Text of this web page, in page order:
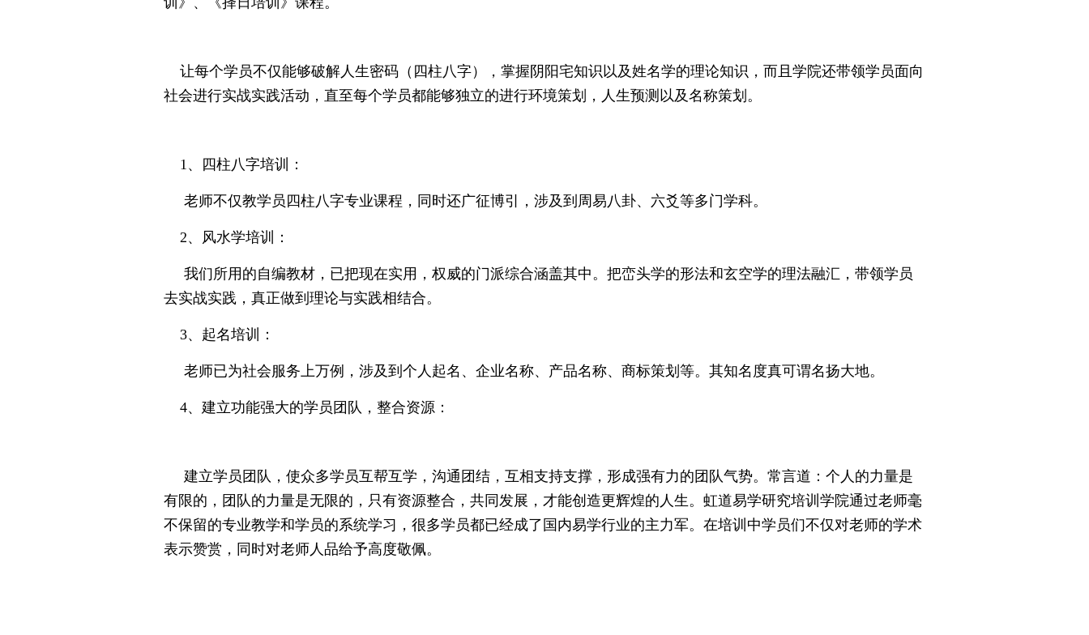
让每个学员不仅能够破解人生密码（四柱八字），掌握阴阳宅知识以及姓名学的理论知识，而且学院还带领学员面向
社会进行实战实践活动，直至每个学员都能够独立的进行环境策划，人生预测以及名称策划。
1、四柱八字培训：
老师不仅教学员四柱八字专业课程，同时还广征博引，涉及到周易八卦、六爻等多门学科。
2、风水学培训：
我们所用的自编教材，已把现在实用，权威的门派综合涵盖其中。把峦头学的形法和玄空学的理法融汇，带领学员
去实战实践，真正做到理论与实践相结合。
3、起名培训：
老师已为社会服务上万例，涉及到个人起名、企业名称、产品名称、商标策划等。其知名度真可谓名扬大地。
4、建立功能强大的学员团队，整合资源：
建立学员团队，使众多学员互帮互学，沟通团结，互相支持支撑，形成强有力的团队气势。常言道：个人的力量是
有限的，团队的力量是无限的，只有资源整合，共同发展，才能创造更辉煌的人生。虹道易学研究培训学院通过老师毫
不保留的专业教学和学员的系统学习，很多学员都已经成了国内易学行业的主力军。在培训中学员们不仅对老师的学术
表示赞赏，同时对老师人品给予高度敬佩。